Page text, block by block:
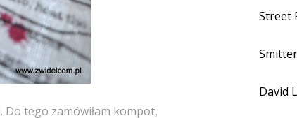
tego zamówiłam kompot,
Street
David